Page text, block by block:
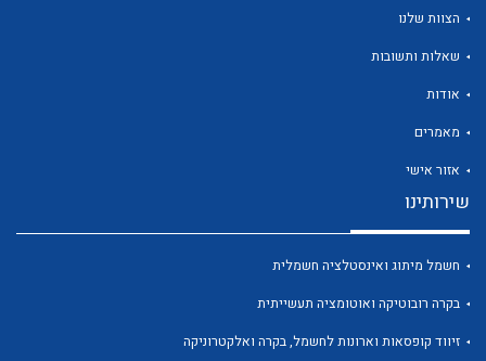
לכל מוצרי היצרן
הצוות שלנו
שאלות ותשובות
אודות
מאמרים
אזור אישי
שירותינו
חשמל מיתוג ואינסטלציה חשמלית
בקרה רובוטיקה ואוטומציה תעשייתית
זיווד קופסאות וארונות לחשמל, בקרה ואלקטרוניקה